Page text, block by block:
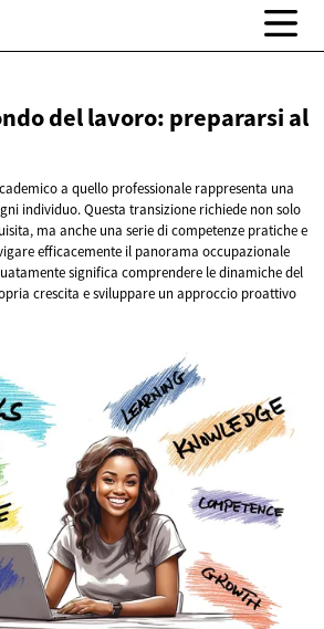
del lavoro: prepararsi al
a quello professionale rappresenta una
individuo. Questa transizione richiede non solo
ma anche una serie di competenze pratiche e
efficacemente il panorama occupazionale
significa comprendere le dinamiche del
crescita e sviluppare un approccio proattivo